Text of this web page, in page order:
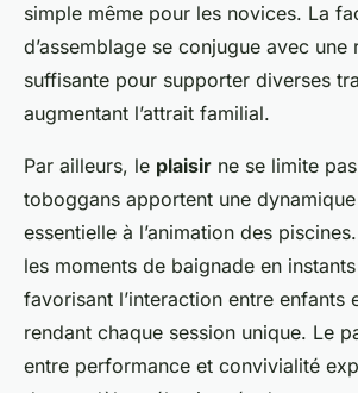
simple même pour les novices. La
d’assemblage se conjugue avec une
suffisante pour supporter diverses
augmentant l’attrait familial.
Par ailleurs, le plaisir ne se limite
toboggans apportent une
essentielle à l’animation des
les moments de baignade en
favorisant l’interaction entre enfants
rendant chaque session unique. Le
entre performance et convivialité